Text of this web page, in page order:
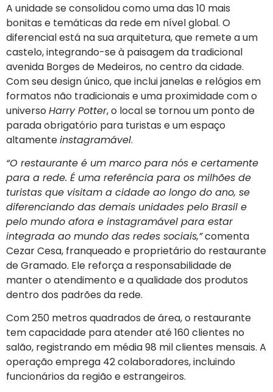
A unidade se consolidou como uma das 10 mais
bonitas e temáticas da rede em nível global. O
diferencial está na sua arquitetura, que remete a um
castelo, integrando-se à paisagem da tradicional
avenida Borges de Medeiros, no centro da cidade.
Com seu design único, que inclui janelas e relógios em
formatos não tradicionais e uma proximidade com o
universoHarry Potter, o local se tornou um ponto de
parada obrigatório para turistas e um espaço
altamenteinstagramável.
“O restaurante é um marco para nós e certamente
para a rede. É uma referência para os milhões de
turistas que visitam a cidade ao longo do ano, se
diferenciando das demais unidades pelo Brasil e
pelo mundo afora e instagramável para estar
integrada ao mundo das redes sociais,”comenta
Cezar Cesa, franqueado e proprietário do restaurante
de Gramado. Ele reforça a responsabilidade de
manter o atendimento e a qualidade dos produtos
dentro dos padrões da rede.
Com 250 metros quadrados de área, o restaurante
tem capacidade para atender até 160 clientes no
salão, registrando em média 98 mil clientes mensais. A
operação emprega 42 colaboradores, incluindo
funcionários da região e estrangeiros.